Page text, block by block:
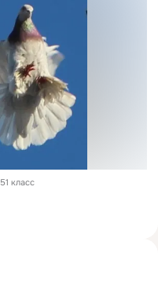
51 класс